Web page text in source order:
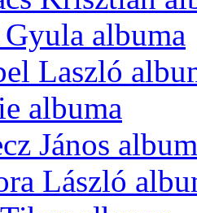
albuma
Laszló
albuma
János
László